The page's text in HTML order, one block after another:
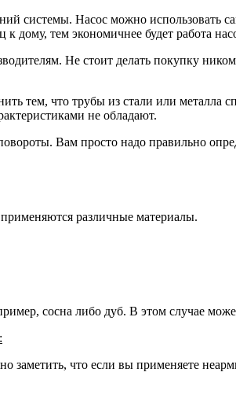
системы. Насос можно
дому, тем экономичнее будет работа
Не стоит делать покупку
тем, что трубы из стали или металла
не обладают.
Вам просто надо правильно
различные материалы.
сосна либо дуб. В этом случае
что если вы применяете